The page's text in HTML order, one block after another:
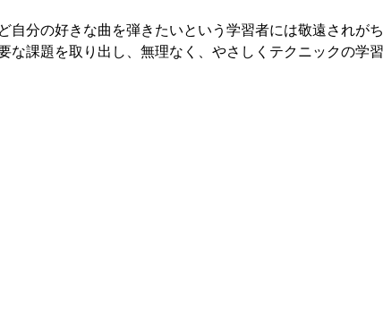
分の好きな曲を弾きたいという学習者には敬遠されが
課題を取り出し、無理なく、やさしくテクニックの学